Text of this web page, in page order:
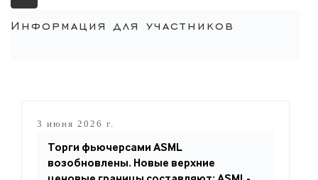
Информация для участников
3 июня 2026 г.
Торги фьючерсами ASML
возобновлены. Новые верхние